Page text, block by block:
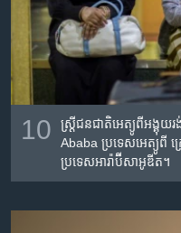
10
ស្ត្រី​ជន​ជាតិ​អេត្យូពី​អង្គុយ​​
Ababa ប្រទេស​អេត្យូពី
ប្រទេស​អារ៉ាប៊ីសាអូឌីត។